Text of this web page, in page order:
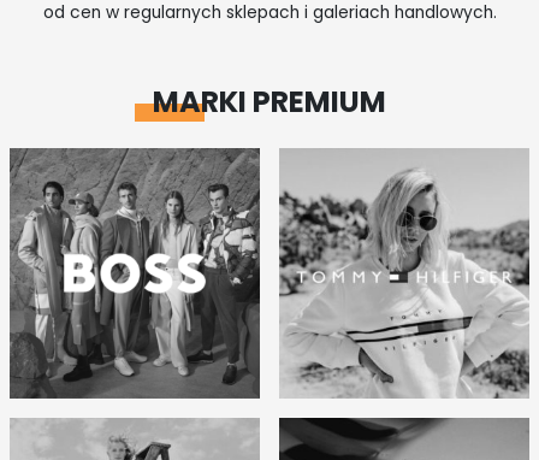
od cen w regularnych sklepach i galeriach handlowych.
MARKI PREMIUM